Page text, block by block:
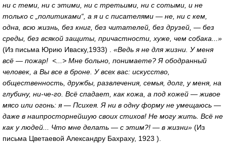
ни с теми, ни с этими, ни с третьими, ни с сотыми, и не
только с „политиками“, а я и с писателями — не, ни с кем,
одна, всю жизнь, без книг, без читателей, без друзей, — без
среды, без всякой защиты, причастности, хуже, чем собака...»
(Из письма Юрию Иваску,1933) . «Ведь я не для жизни. У меня
всё — пожар! <...> Мне больно, понимаете? Я ободранный
человек, а Вы все в броне. У всех вас: искусство,
общественность, дружбы, развлечения, семья, долг, у меня, на
глубину, ни-че-го. Всё спадает, как кожа, а под кожей — живое
мясо или огонь: я — Психея. Я ни в одну форму не умещаюсь —
даже в наипросторнейшую своих стихов! Не могу жить. Всё не
как у людей... Что мне делать — с этим?! — в жизни» (Из
письма Цветаевой Александру Бахраху, 1923 ).